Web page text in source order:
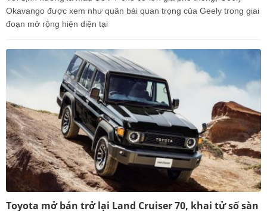
Okavango được xem như quân bài quan trọng của Geely trong giai
đoạn mở rộng hiện diện tại
Toyota mở bán trở lại Land Cruiser 70, khai tử số sàn